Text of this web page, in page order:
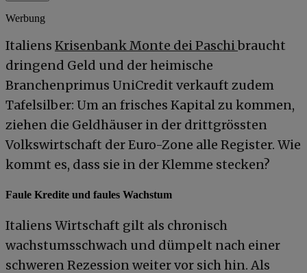
Werbung
Italiens Krisenbank Monte dei Paschibraucht
dringend Geld und der heimische
Branchenprimus UniCredit verkauft zudem
Tafelsilber: Um an frisches Kapital zu kommen,
ziehen die Geldhäuser in der drittgrössten
Volkswirtschaft der Euro-Zone alle Register. Wie
kommt es, dass sie in der Klemme stecken?
Faule Kredite und faules Wachstum
Italiens Wirtschaft gilt als chronisch
wachstumsschwach und dümpelt nach einer
schweren Rezession weiter vor sich hin. Als